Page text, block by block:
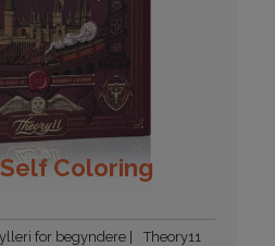
Coloring
for begyndere Theory11